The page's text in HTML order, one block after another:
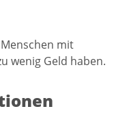
mit
wenig Geld haben.